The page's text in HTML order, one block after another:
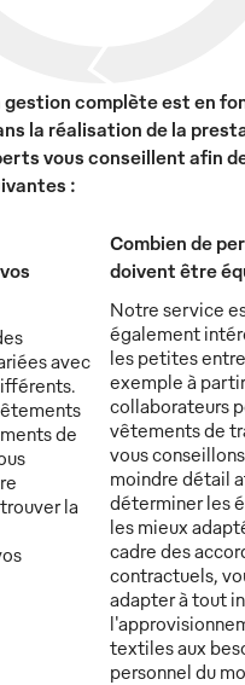
gestion complète est en
la réalisation de la
vous conseillent afin
:
avec
de
la
Combien de
doivent être
Notre service
également
les petites
exemple à
collaborateurs
vêtements de
vous conseillons
moindre détail
déterminer les
les mieux
cadre des
contractuels,
adapter à tout
textiles aux
personnel du